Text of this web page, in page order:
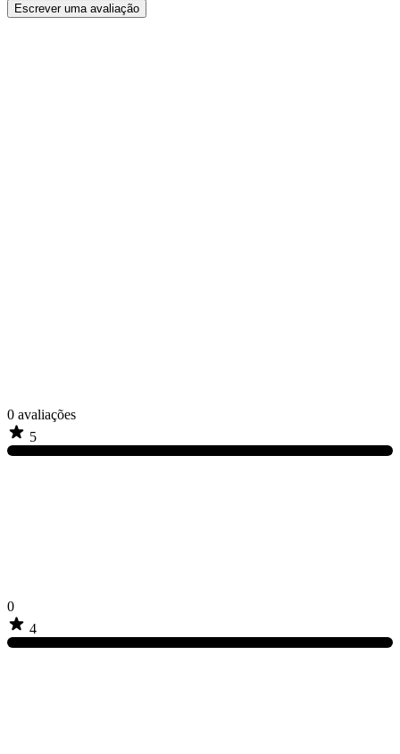
Escrever uma avaliação
0 avaliações
5
0
4